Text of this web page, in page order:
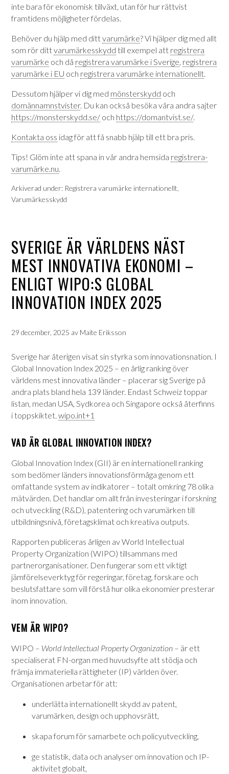
inte bara för ekonomisk tillväxt, utan för hur rättvist
framtidens möjligheter fördelas.
Behöver du hjälp med dittvarumärke? Vi hjälper dig med allt
som rör dittvarumärkesskydd till exempel att registrera
varumärke och då registrera varumärke i Sverige, registrera
varumärke i EU och registrera varumärke internationellt.
Dessutom hjälper vi dig med mönsterskydd och
domännamnstvister. Du kan också besöka våra andra sajter
https://monsterskydd.se/ och https://domantvist.se/.
Kontakta oss idag för att få snabb hjälp till ett bra pris.
Tips! Glöm inte att spana in vår andra hemsida registrera-
varumärke.nu.
Arkiverad under: Registrera varumärke internationellt
Varumärkesskydd
SVERIGE ÄR VÄRLDENS NÄST
MEST INNOVATIVA EKONOMI –
ENLIGT WIPO:S GLOBAL
INNOVATION INDEX 2025
29 december, 2025 av Maite Eriksson
Sverige har återigen visat sin styrka som innovationsnation. I
Global Innovation Index 2025 – en årlig ranking över
världens mest innovativa länder – placerar sig Sverige på
andra plats bland hela 139 länder. Endast Schweiz toppar
listan, medan USA, Sydkorea och Singapore också återfinns
i toppskiktet.wipo.int+1
VAD ÄR GLOBAL INNOVATION INDEX?
Global Innovation Index (GII) är en internationell ranking
som bedömer länders innovationsförmåga genom ett
omfattande system av indikatorer – totalt omkring 78 olika
mätvärden. Det handlar om allt från investeringar i forskning
och utveckling (R&D), patentering och varumärken till
utbildningsnivå, företagsklimat och kreativa outputs.
Rapporten publiceras årligen av World Intellectual
Property Organization (WIPO) tillsammans med
partnerorganisationer. Den fungerar som ett viktigt
jämförelseverktyg för regeringar, företag, forskare och
beslutsfattare som vill förstå hur olika ekonomier presterar
inom innovation.
VEM ÄR WIPO?
WIPO – World Intellectual Property Organization – är ett
specialiserat FN-organ med huvudsyfte att stödja och
främja immateriella rättigheter (IP) världen över.
Organisationen arbetar för att:
underlätta internationellt skydd av patent,
varumärken, design och upphovsrätt,
skapa forum för samarbete och policyutveckling,
ge statistik, data och analyser om innovation och IP-
aktivitet globalt,